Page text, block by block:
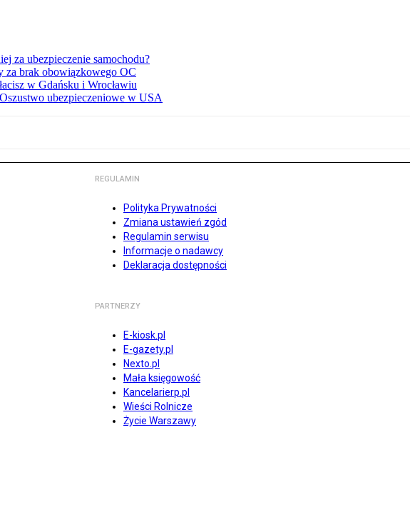
za ubezpieczenie samochodu?
za brak obowiązkowego OC
w Gdańsku i Wrocławiu
ubezpieczeniowe w USA
REGULAMIN
Polityka Prywatności
Zmiana ustawień zgód
Regulamin serwisu
Informacje o nadawcy
Deklaracja dostępności
PARTNERZY
E-kiosk.pl
E-gazety.pl
Nexto.pl
Mała księgowość
Kancelarierp.pl
Wieści Rolnicze
Życie Warszawy